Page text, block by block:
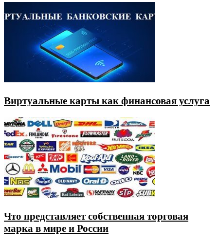
Виртуальные карты как финансовая услуга
Что представляет собственная торговая
марка в мире и России